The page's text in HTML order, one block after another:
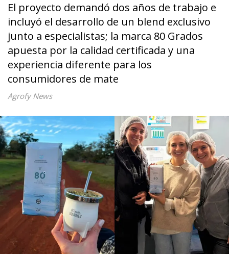
El proyecto demandó dos años de trabajo e
incluyó el desarrollo de un blend exclusivo
junto a especialistas; la marca 80 Grados
apuesta por la calidad certificada y una
experiencia diferente para los
consumidores de mate
Agrofy News